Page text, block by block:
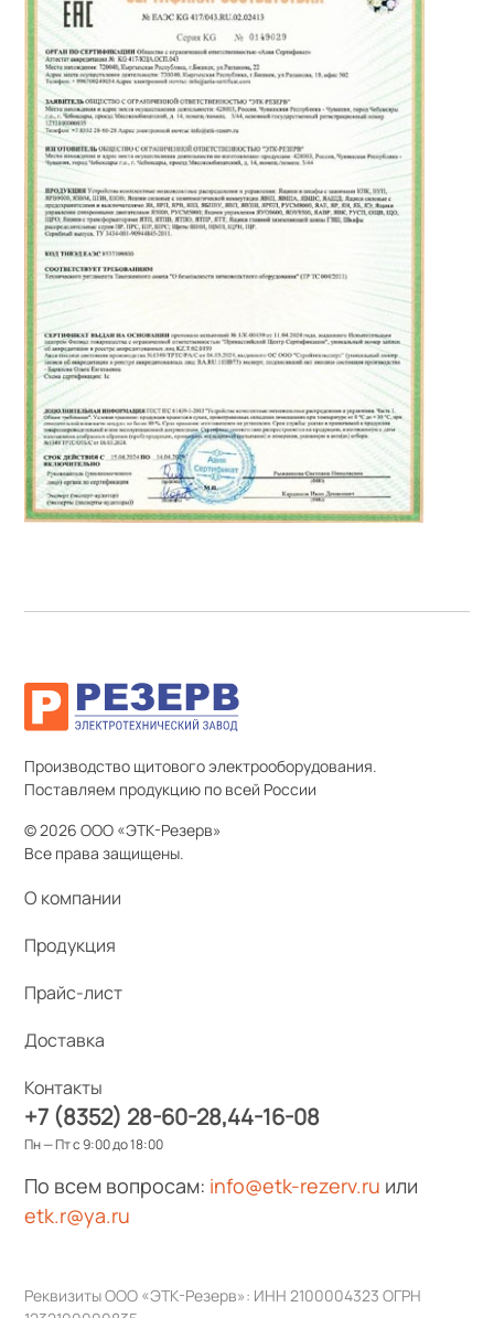
Производство щитового электрооборудования.
Поставляем продукцию по всей России
© 2026 ООО «ЭТК-Резерв»
Все права защищены.
О компании
Продукция
Прайс-лист
Доставка
Контакты
+7 (8352) 28-60-28 44-16-08
Пн — Пт с 9:00 до 18:00
По всем вопросам: info@etk-rezerv.ru или
etk.r@ya.ru
Реквизиты ООО «ЭТК-Резерв»: ИНН 2100004323 ОГРН